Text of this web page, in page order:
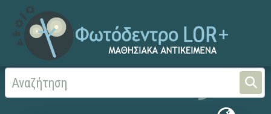
Αρχική Χωρίς τίτλο